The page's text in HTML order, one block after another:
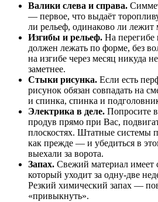
Валики слева и справа.
— первое, что выдаёт
ли рельеф, одинаково ли лежит
Изгибы и рельеф. На перегибе
должен лежать по форме, без
на изгибе через месяц никуда
заметнее.
Стыки рисунка. Если есть
рисунок обязан совпадать на
и спинка, спинка и
Электрика в деле. Попросите
продув прямо при Вас,
плоскостях. Штатные системы
как прежде — и убедиться в
выехали за ворота.
Запах. Свежий материал имеет
который уходит за одну-две
Резкий химический запах —
«привыкнуть».